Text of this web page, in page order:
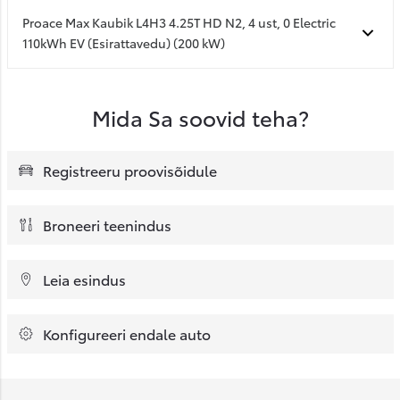
Proace Max Kaubik L4H3 4.25T HD N2, 4 ust, 0 Electric
110kWh EV (Esirattavedu) (200 kW)
Mida Sa soovid teha?
Registreeru proovisõidule
Broneeri teenindus
Leia esindus
Konfigureeri endale auto